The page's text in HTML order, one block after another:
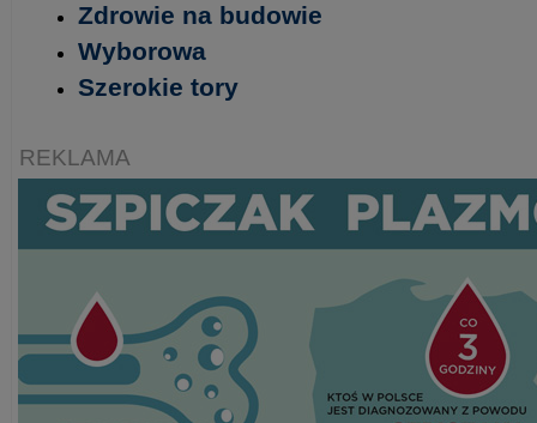
Zdrowie na budowie
Wyborowa
Szerokie tory
REKLAMA